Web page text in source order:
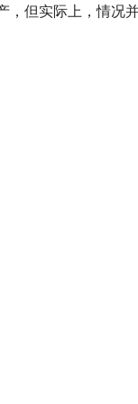
，但实际上，情况